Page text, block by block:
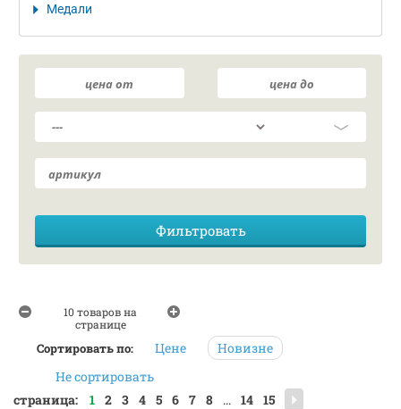
Медали
10 товаров на
странице
Сортировать по: Цене
Новизне
Не сортировать
страница:
1 2 3 4 5 6 7 8 ... 14 15